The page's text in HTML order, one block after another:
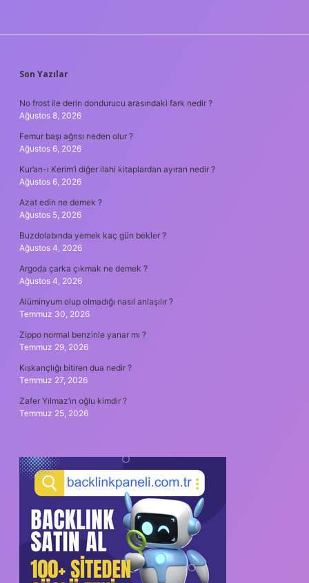
SIDEBAR
Son Yazılar
No frost ile derin dondurucu arasındaki fark nedir ?
Ağustos 8, 2026
Femur başı ağrısı neden olur ?
Ağustos 6, 2026
Kur’an-ı Kerim’i diğer ilahi kitaplardan ayıran nedir ?
Ağustos 6, 2026
Azat edin ne demek ?
Ağustos 5, 2026
Buzdolabında yemek kaç gün bekler ?
Ağustos 4, 2026
Argoda çarka çıkmak ne demek ?
Ağustos 4, 2026
Alüminyum olup olmadığı nasıl anlaşılır ?
Temmuz 30, 2026
Zippo normal benzinle yanar mı ?
Temmuz 29, 2026
Kıskançlığı bitiren dua nedir ?
Temmuz 27, 2026
Zafer Yılmaz’ın oğlu kimdir ?
Temmuz 25, 2026